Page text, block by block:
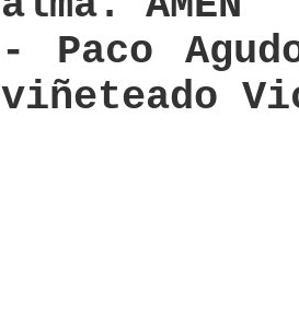
- Paco
viñeteado